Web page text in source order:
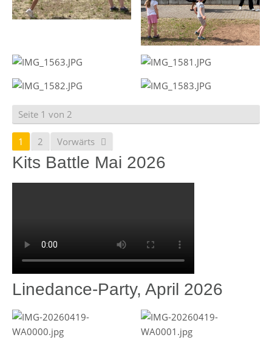
Seite 1 von 2
1 2 Vorwärts
Kits Battle Mai 2026
Linedance-Party, April 2026